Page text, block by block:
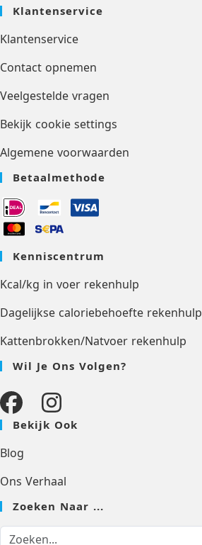
Klantenservice
Klantenservice
Contact opnemen
Veelgestelde vragen
Bekijk cookie settings
Algemene voorwaarden
Betaalmethode
Kenniscentrum
Kcal/kg in voer rekenhulp
Dagelijkse caloriebehoefte rekenhulp
Kattenbrokken/Natvoer rekenhulp
Wil Je Ons Volgen?
Bekijk Ook
Blog
Ons Verhaal
Zoeken Naar ...